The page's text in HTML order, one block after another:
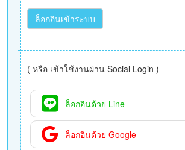
ล็อกอินเข้าระบบ
( หรือ เข้าใช้งานผ่าน Social Login )
ล็อกอินด้วย Line
ล็อกอินด้วย Google